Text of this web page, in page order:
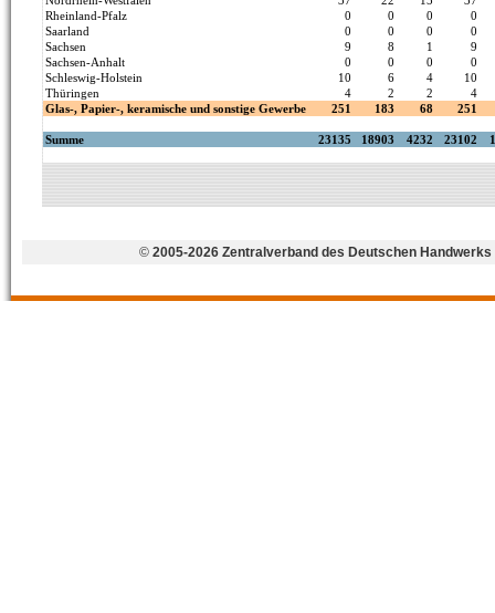
© 2005-2026 Zentralverband des Deutschen Handwerks